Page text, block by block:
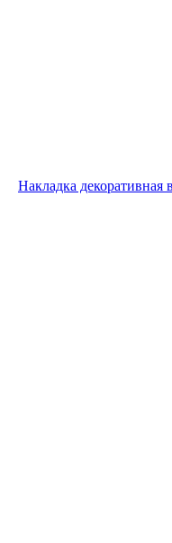
Накладка декоративная